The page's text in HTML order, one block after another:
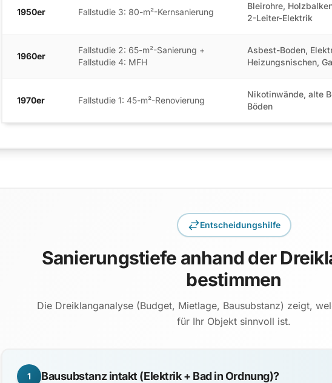
1950er Fallstudie 3: 80-m²-Kernsanierung
Bleirohre,
2-Leiter-Elektrik
1960er
Fallstudie 2: 65-m²-Sanierung +
Fallstudie 4: MFH
Asbest-Boden,
Heizungsnischen,
1970er Fallstudie 1: 45-m²-Renovierung
Nikotinwände, alte
Böden
Entscheidungshilfe
Sanierungstiefe anhand der
bestimmen
Die Dreiklanganalyse (Budget, Mietlage, Bausubstanz) zeigt,
für Ihr Objekt sinnvoll ist.
1 Bausubstanz intakt (Elektrik + Bad in Ordnung)?